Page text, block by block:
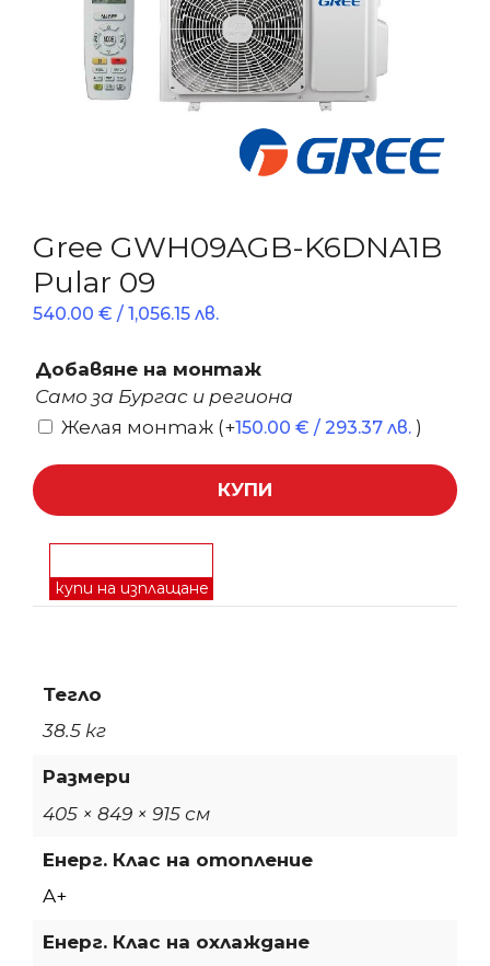
Gree GWH09AGB-K6DNA1B
Pular 09
540.00 € / 1,056.15 лв.
Добавяне на монтаж
Само за Бургас и региона
Желая монтаж (+150.00 € / 293.37 лв. )
КУПИ
купи на изплащане
Тегло
38.5 кг
Размери
405 × 849 × 915 см
Енерг. Клас на отопление
A+
Енерг. Клас на охлаждане